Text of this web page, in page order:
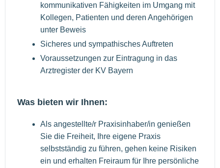
kommunikativen Fähigkeiten im Umgang mit
Kollegen, Patienten und deren Angehörigen
unter Beweis
Sicheres und sympathisches Auftreten
Voraussetzungen zur Eintragung in das
Arztregister der KV Bayern
Was bieten wir Ihnen:
Als angestellte/r Praxisinhaber/in genießen
Sie die Freiheit, Ihre eigene Praxis
selbstständig zu führen, gehen keine Risiken
ein und erhalten Freiraum für Ihre persönliche